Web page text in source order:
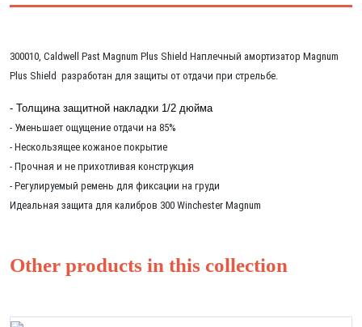
300010, Caldwell Past Magnum Plus Shield Наплечный амортизатор Magnum
Plus Shield разработан для защиты от отдачи при стрельбе.
- Толщина защитной накладки 1/2 дюйма
- Уменьшает ощущение отдачи на 85%
- Нескользящее кожаное покрытие
- Прочная и не прихотливая конструкция
- Регулируемый ремень для фиксации на груди
Идеальная защита для калибров 300 Winchester Magnum
Other products in this collection